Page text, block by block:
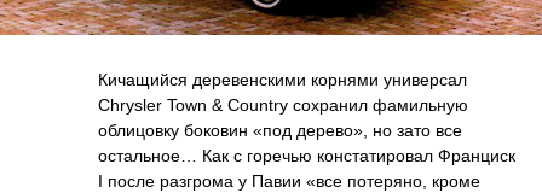
Кичащийся деревенскими корнями универсал
Chrysler Town & Country сохранил фамильную
облицовку боковин «под дерево», но зато все
остальное… Как с горечью констатировал Франциск
I после разгрома у Павии «все потеряно, кроме